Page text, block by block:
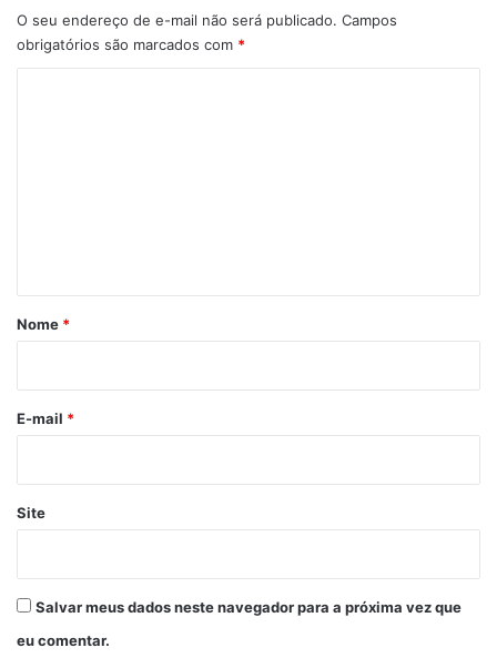
O seu endereço de e-mail não será publicado. Campos
obrigatórios são marcados com *
r
*
Nome *
E-mail *
Site
Salvar meus dados neste navegador para a próxima vez que
eu comentar.